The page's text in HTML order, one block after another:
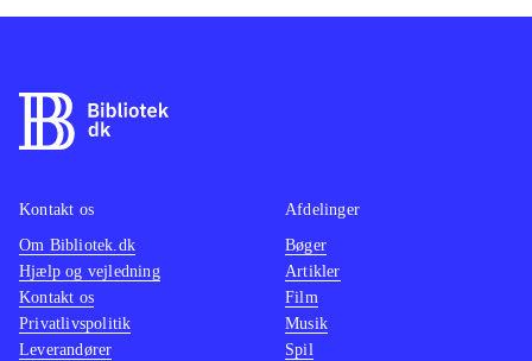
Kontakt os
Om Bibliotek.dk
Hjælp og vejledning
Kontakt os
Privatlivspolitik
Leverandører
Afdelinger
Bøger
Artikler
Film
Musik
Spil